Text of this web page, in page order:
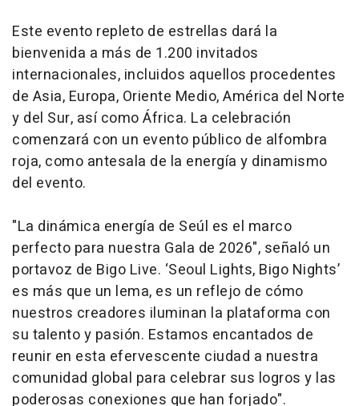
Este evento repleto de estrellas dará la
bienvenida a más de 1.200 invitados
internacionales, incluidos aquellos procedentes
de Asia, Europa, Oriente Medio, América del Norte
y del Sur, así como África. La celebración
comenzará con un evento público de alfombra
roja, como antesala de la energía y dinamismo
del evento.
"La dinámica energía de Seúl es el marco
perfecto para nuestra Gala de 2026", señaló un
portavoz de Bigo Live. ‘Seoul Lights, Bigo Nights’
es más que un lema, es un reflejo de cómo
nuestros creadores iluminan la plataforma con
su talento y pasión. Estamos encantados de
reunir en esta efervescente ciudad a nuestra
comunidad global para celebrar sus logros y las
poderosas conexiones que han forjado".